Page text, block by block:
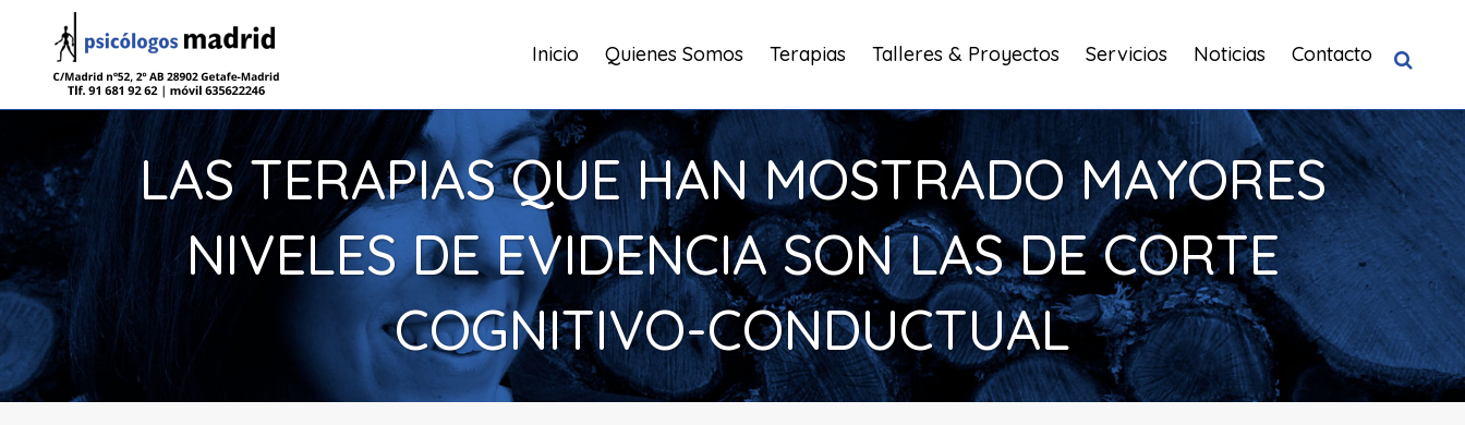
Inicio Quienes Somos Terapias Talleres & Proyectos Servicios Noticias Contacto
LAS TERAPIAS QUE HAN MOSTRADO MAYORES
NIVELES DE EVIDENCIA SON LAS DE CORTE
COGNITIVO-CONDUCTUAL